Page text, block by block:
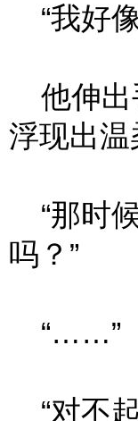
“我好
他伸出
浮现出温
“那时
吗？”
“……”
“对不